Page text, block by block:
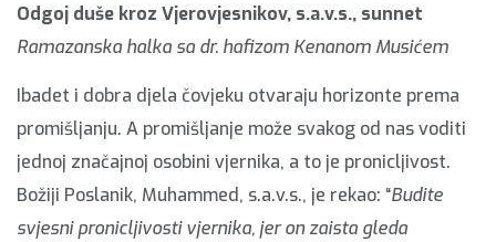
Odgoj duše kroz Vjerovjesnikov, s.a.v.s., sunnet
Ramazanska halka sa dr. hafizom Kenanom Musićem
Ibadet i dobra djela čovjeku otvaraju horizonte prema
promišljanju. A promišljanje može svakog od nas voditi
jednoj značajnoj osobini vjernika, a to je pronicljivost.
Božiji Poslanik, Muhammed, s.a.v.s., je rekao: “Budite
svjesni pronicljivosti vjernika, jer on zaista gleda